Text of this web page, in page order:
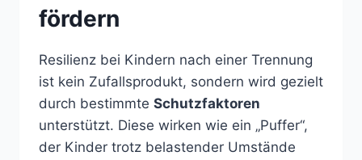
fördern
Resilienz bei Kindern nach einer Trennung
ist kein Zufallsprodukt, sondern wird gezielt
durch bestimmte Schutzfaktoren
unterstützt. Diese wirken wie ein „Puffer“,
der Kinder trotz belastender Umstände